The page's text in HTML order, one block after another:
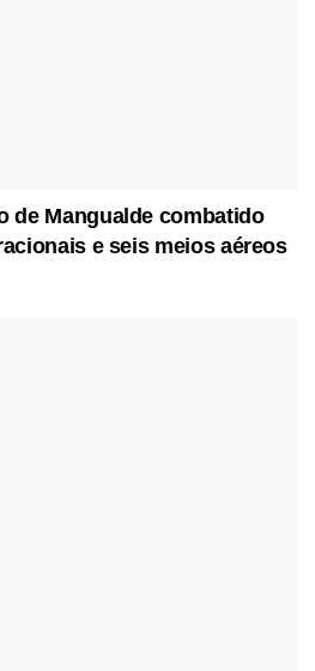
de Mangualde combatido
e seis meios aéreos